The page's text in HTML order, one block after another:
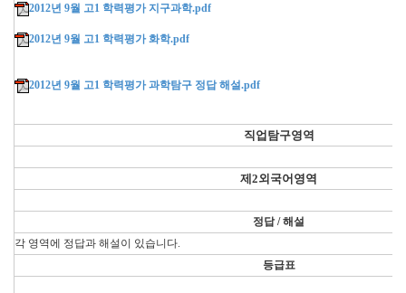
2012년 9월 고1 학력평가 지구과학.pdf
2012년 9월 고1 학력평가 화학.pdf
2012년 9월 고1 학력평가 과학탐구 정답 해설.pdf
직업탐구영역
제2외국어영역
정답 / 해설
각 영역에 정답과 해설이 있습니다.
등급표